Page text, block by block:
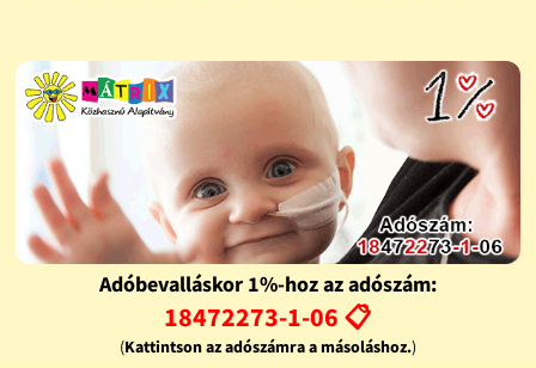
Adóbevalláskor 1%-hoz az adószám:
18472273-1-06 📋
(Kattintson az adószámra a másoláshoz.)